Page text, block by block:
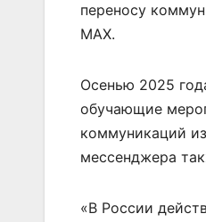
переносу
МАХ.
Осенью 2025
обучающие
коммуникаций
мессенджера
«В России